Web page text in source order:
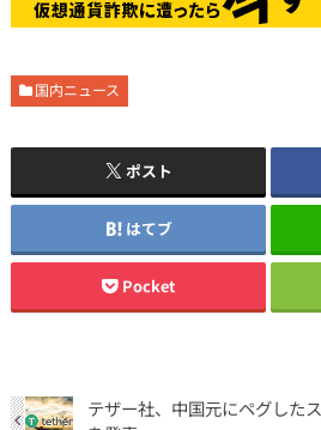
国内ニュース
ポスト
はてブ
Pocket
テザー社、中国元にペグした